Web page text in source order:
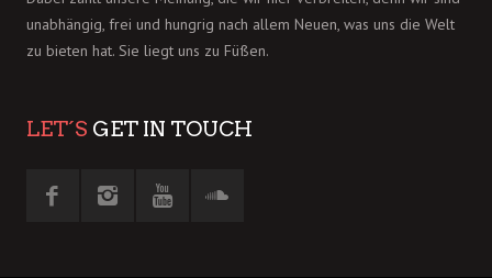
unabhängig, frei und hungrig nach allem Neuen, was uns die Welt
zu bieten hat. Sie liegt uns zu Füßen.
LET´S GET IN TOUCH